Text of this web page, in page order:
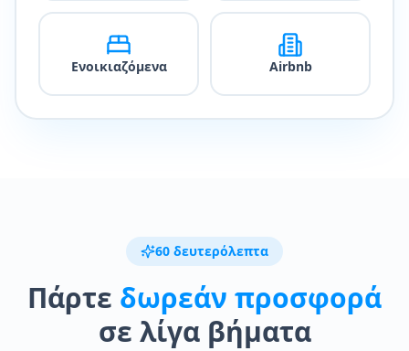
Ενοικιαζόμενα Airbnb
60 δευτερόλεπτα
Πάρτε δωρεάν προσφορά
σε λίγα βήματα